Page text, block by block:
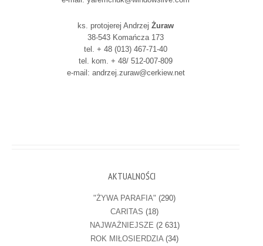
ks. protojerej Andrzej Żuraw
38-543 Komańcza 173
tel. + 48 (013) 467-71-40
tel. kom. + 48/ 512-007-809
e-mail: andrzej.zuraw@cerkiew.net
AKTUALNOŚCI
"ŻYWA PARAFIA" (290)
CARITAS (18)
NAJWAŻNIEJSZE (2 631)
ROK MIŁOSIERDZIA(34)